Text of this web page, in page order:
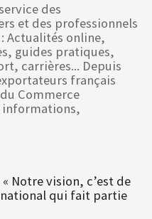
des
et des professionnels
Actualités online,
guides pratiques,
carrières... Depuis
français
Commerce
Notre vision, c’est de
qui fait partie